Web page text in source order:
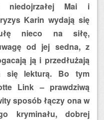
niedojrzałej Mai i
Karin wydają się
nieco na siłę,
od jej sedna, z
ją i przedłużają
się lekturą. Bo tym
Link – prawdziwą
sposób łączy ona w
kryminału, dobrej